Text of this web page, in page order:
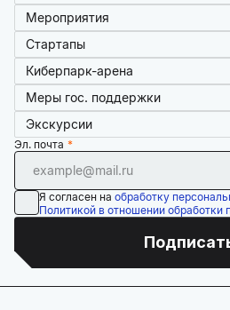
Мероприятия
Стартапы
Киберпарк-арена
Меры гос. поддержки
Экскурсии
Эл. почта
Я согласен на обработку
Политикой в отношении обработки